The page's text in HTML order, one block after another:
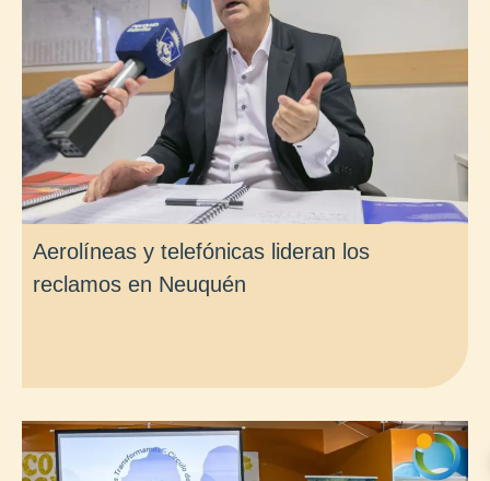
Aerolíneas y telefónicas lideran los
reclamos en Neuquén